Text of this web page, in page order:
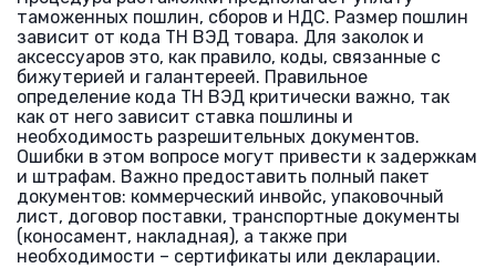
таможенных пошлин, сборов и НДС. Размер пошлин
зависит от кода ТН ВЭД товара. Для заколок и
аксессуаров это, как правило, коды, связанные с
бижутерией и галантереей. Правильное
определение кода ТН ВЭД критически важно, так
как от него зависит ставка пошлины и
необходимость разрешительных документов.
Ошибки в этом вопросе могут привести к задержкам
и штрафам. Важно предоставить полный пакет
документов: коммерческий инвойс, упаковочный
лист, договор поставки, транспортные документы
(коносамент, накладная), а также при
необходимости – сертификаты или декларации.